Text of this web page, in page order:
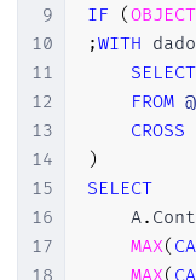
9
10
11
12
13
14
15
16
17
IF (
;WITH
SELECT
FROM
CROSS
)
SELECT
    A
.
MAX(